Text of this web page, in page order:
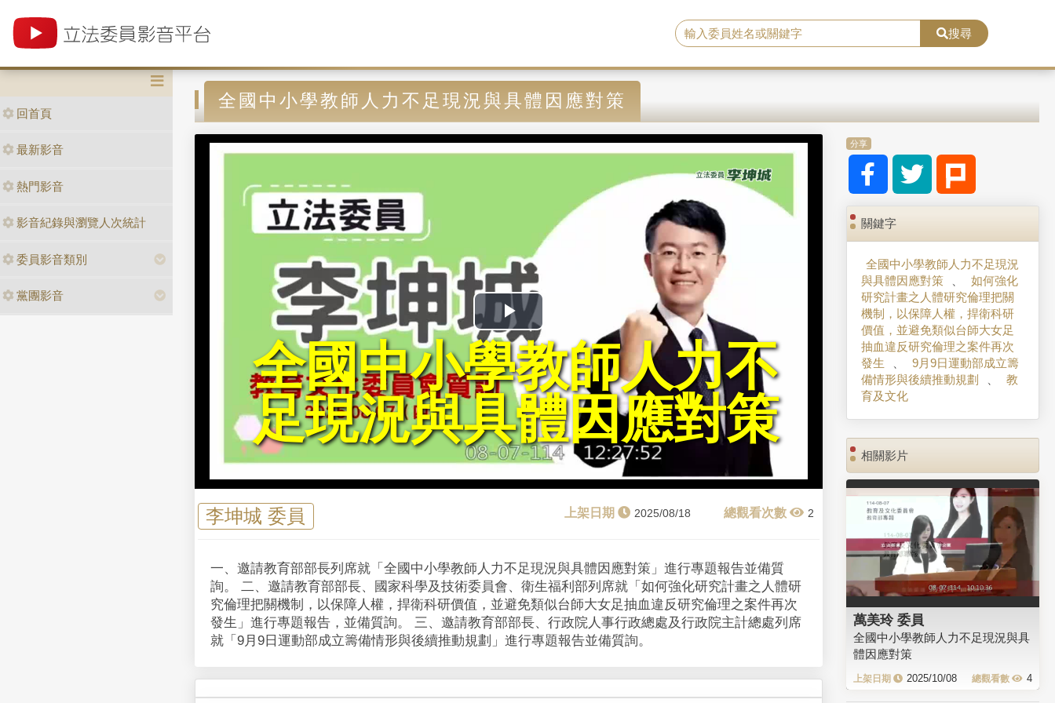
搜尋
回首頁
最新影音
熱門影音
影音紀錄與瀏覽人次統計
委員影音類別
黨團影音
全國中小學教師人力不足現況與具體因應對策
P
l
a
y
V
e
o
全國中小學教師人力不
足現況與具體因應對策
李坤城 委員 2025/08/18 2
一、邀請教育部部長列席就「全國中小學教師人力不足現況與具體因應對策」進行專題報告並備質
詢。 二、邀請教育部部長、國家科學及技術委員會、衛生福利部列席就「如何強化研究計畫之人體研
究倫理把關機制，以保障人權，捍衛科研價值，並避免類似台師大女足抽血違反研究倫理之案件再次
發生」進行專題報告，並備質詢。 三、邀請教育部部長、行政院人事行政總處及行政院主計總處列席
就「9月9日運動部成立籌備情形與後續推動規劃」進行專題報告並備質詢。
分享
關鍵字
全國中小學教師人力不足現況
與具體因應對策
如何強化
研究計畫之人體研究倫理把關
機制，以保障人權，捍衛科研
價值，並避免類似台師大女足
抽血違反研究倫理之案件再次
發生
9月9日運動部成立籌
備情形與後續推動規劃
教
育及文化
相關影片
萬美玲 委員
全國中小學教師人力不足現況與具
體因應對策
2025/10/08 4